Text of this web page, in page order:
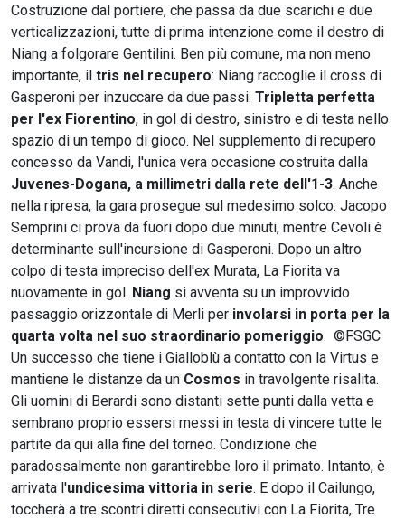
Costruzione dal portiere, che passa da due scarichi e due
verticalizzazioni, tutte di prima intenzione come il destro di
Niang a folgorare Gentilini. Ben più comune, ma non meno
importante, il tris nel recupero: Niang raccoglie il cross di
Gasperoni per inzuccare da due passi. Tripletta perfetta
per l'ex Fiorentino, in gol di destro, sinistro e di testa nello
spazio di un tempo di gioco. Nel supplemento di recupero
concesso da Vandi, l'unica vera occasione costruita dalla
Juvenes-Dogana, a millimetri dalla rete dell'1-3. Anche
nella ripresa, la gara prosegue sul medesimo solco: Jacopo
Semprini ci prova da fuori dopo due minuti, mentre Cevoli è
determinante sull'incursione di Gasperoni. Dopo un altro
colpo di testa impreciso dell'ex Murata, La Fiorita va
nuovamente in gol. Niang si avventa su un improvvido
passaggio orizzontale di Merli per involarsi in porta per la
quarta volta nel suo straordinario pomeriggio. ©FSGC
Un successo che tiene i Gialloblù a contatto con la Virtus e
mantiene le distanze da un Cosmos in travolgente risalita.
Gli uomini di Berardi sono distanti sette punti dalla vetta e
sembrano proprio essersi messi in testa di vincere tutte le
partite da qui alla fine del torneo. Condizione che
paradossalmente non garantirebbe loro il primato. Intanto, è
arrivata l'undicesima vittoria in serie. E dopo il Cailungo,
toccherà a tre scontri diretti consecutivi con La Fiorita, Tre